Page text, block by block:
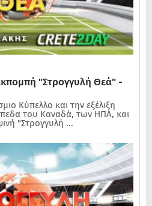
"Στρογγυλή Θεά" -
Κύπελλο και την εξέλιξη
του Καναδά, των ΗΠΑ, και
"Στρογγυλή ...